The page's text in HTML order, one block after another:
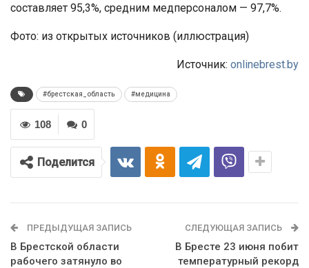
составляет 95,3%, средним медперсоналом — 97,7%.
Фото: из открытых источников (иллюстрация)
Источник: onlinebrest.by
#брестская_область #медицина
0
108
Поделится
ПРЕДЫДУЩАЯ ЗАПИСЬ
В Брестской области
рабочего затянуло во
СЛЕДУЮЩАЯ ЗАПИСЬ
В Бресте 23 июня побит
температурный рекорд